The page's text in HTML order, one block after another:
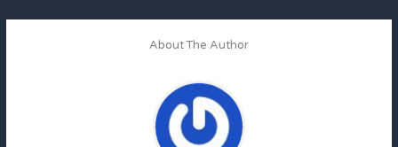
About The Author